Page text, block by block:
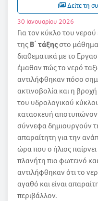
Δείτε τη
30 Ιανουαρίου 2026
Για τον κύκλο του
τηςΒ΄ τάξηςστο
διαθεματικά με το
έμαθαν πώς το νερό
αντιλήφθηκαν πόσο
ακτινοβολία και η
του υδρολογικού
κατασκευή
σύννεφα δημιουργούν
απαραίτητη για την
ώρα που ο ήλιος
πλανήτη πιο φωτεινό
αντιλήφθηκαν ότι το
αγαθό και είναι
περιβάλλον.